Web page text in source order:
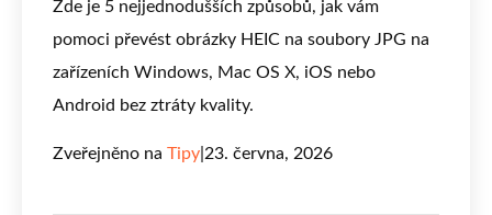
Zde je 5 nejjednodušších způsobů, jak vám
pomoci převést obrázky HEIC na soubory JPG na
zařízeních Windows, Mac OS X, iOS nebo
Android bez ztráty kvality.
Zveřejněno na Tipy 23. června, 2026